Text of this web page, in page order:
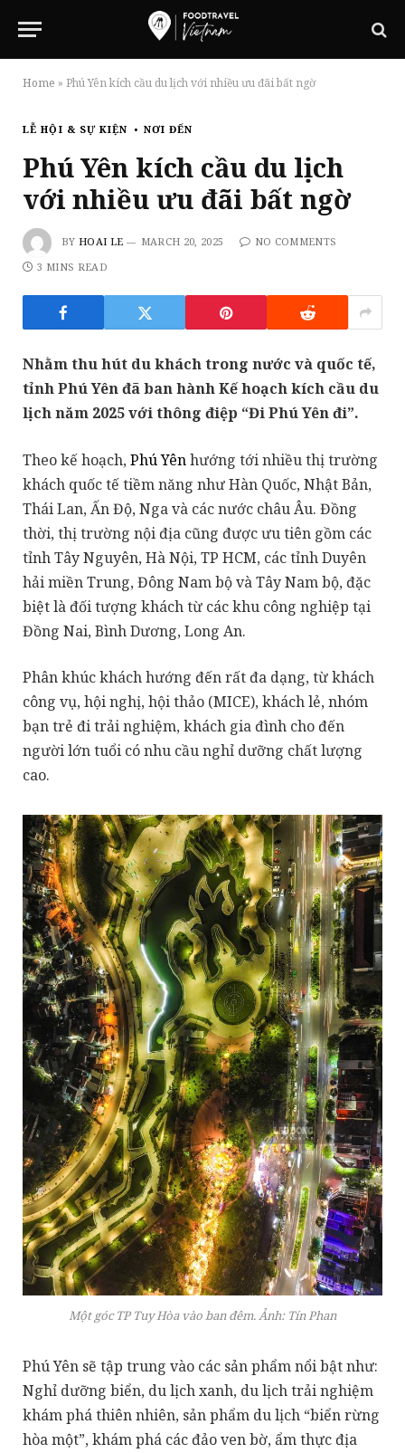
Home » Phú Yên kích cầu du lịch với nhiều ưu đãi bất ngờ
LỄ HỘI & SỰ KIỆN NƠI ĐẾN
Phú Yên kích cầu du lịch
với nhiều ưu đãi bất ngờ
BY HOAI LE MARCH 20, 2025
NO COMMENTS
3 MINS READ
Nhằm thu hút du khách trong nước và quốc tế,
tỉnh Phú Yên đã ban hành Kế hoạch kích cầu du
lịch năm 2025 với thông điệp “Đi Phú Yên đi”.
Theo kế hoạch,Phú Yênhướng tới nhiều thị trường
khách quốc tế tiềm năng như Hàn Quốc, Nhật Bản,
Thái Lan, Ấn Độ, Nga và các nước châu Âu. Đồng
thời, thị trường nội địa cũng được ưu tiên gồm các
tỉnh Tây Nguyên, Hà Nội, TP HCM, các tỉnh Duyên
hải miền Trung, Đông Nam bộ và Tây Nam bộ, đặc
biệt là đối tượng khách từ các khu công nghiệp tại
Đồng Nai, Bình Dương, Long An.
Phân khúc khách hướng đến rất đa dạng, từ khách
công vụ, hội nghị, hội thảo (MICE), khách lẻ, nhóm
bạn trẻ đi trải nghiệm, khách gia đình cho đến
người lớn tuổi có nhu cầu nghỉ dưỡng chất lượng
cao.
Một góc TP Tuy Hòa vào ban đêm. Ảnh: Tín Phan
Phú Yên sẽ tập trung vào các sản phẩm nổi bật như:
Nghỉ dưỡng biển, du lịch xanh, du lịch trải nghiệm
khám phá thiên nhiên, sản phẩm du lịch “biển rừng
hòa một”, khám phá các đảo ven bờ, ẩm thực địa